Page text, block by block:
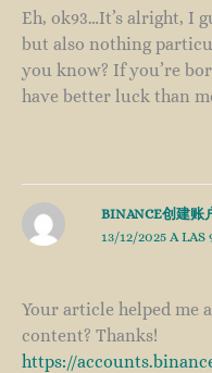
Eh, ok93…It’s alright, I
but also nothing
you know? If you’re
have better luck than
BINANCE创建账
13/12/2025 A LAS
Your article helped me
content? Thanks!
https://